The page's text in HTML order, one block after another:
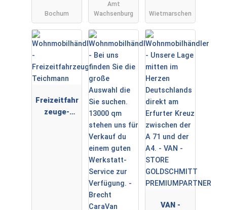
Bochum
Müller ✅
WIR KAUFEN
DEINEN
WOHNWAGE
N ✅
Amt
Wachsenburg
Wietmarschen
Freizeitfahr
zeuge-
VAN -